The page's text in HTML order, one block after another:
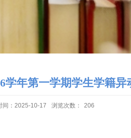
学年第一学期学生学籍异
间：2025-10-17 浏览次数： 206